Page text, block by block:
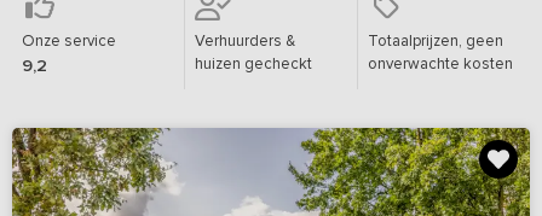
Onze service
9,2
Verhuurders &
huizen gecheckt
Totaalprijzen, geen
onverwachte kosten